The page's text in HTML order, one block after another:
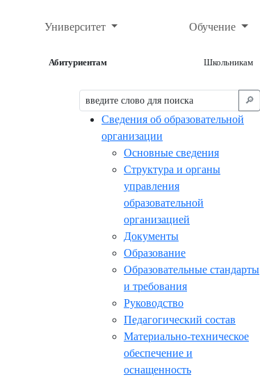
Университет Обучение
Абитуриентам Школьникам
🔎︎
Сведения об образовательной
организации
Основные сведения
Структура и органы
управления
образовательной
организацией
Документы
Образование
Образовательные стандарты
и требования
Руководство
Педагогический состав
Материально-техническое
обеспечение и
оснащенность